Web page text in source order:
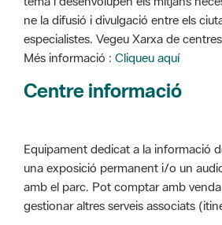
ne la difusió i divulgació entre els
especialistes. Vegeu Xarxa de
Més informació : Cliqueu aquí
Centre informació
Equipament dedicat a la informació
una exposició permanent i/o un
amb el parc. Pot comptar amb
gestionar altres serveis associats